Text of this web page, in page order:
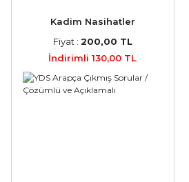
Kadim Nasihatler
Fiyat : 200,00 TL
İndirimli 130,00 TL